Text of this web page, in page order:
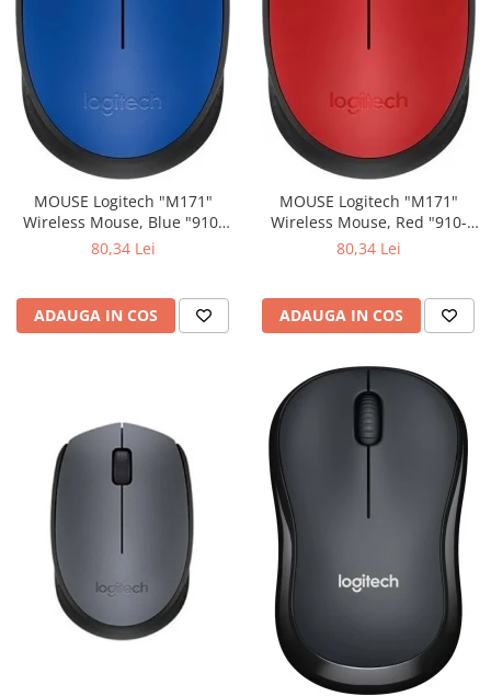
MOUSE Logitech "M171"
Wireless Mouse, Blue "910-
80,34 Lei
ADAUGA IN COS
MOUSE Logitech "M171"
Wireless Mouse, Red "910-
80,34 Lei
ADAUGA IN COS